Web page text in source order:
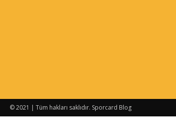
© 2021 | Tüm hakları saklıdır. Sporcard Blog